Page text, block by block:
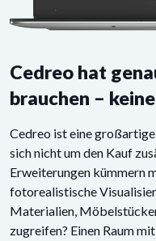
Cedreo hat
brauchen –
Cedreo ist eine
sich nicht um den Kauf
Erweiterungen kümmern
fotorealistische
Materialien,
zugreifen? Einen Raum